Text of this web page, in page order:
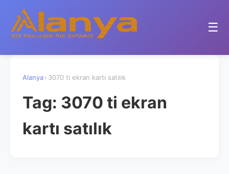
☰
Alanya› 3070 ti ekran kartı satılık
Tag: 3070 ti ekran
kartı satılık